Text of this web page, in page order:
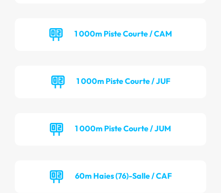
1 000m Piste Courte / CAM
1 000m Piste Courte / JUF
1 000m Piste Courte / JUM
60m Haies (76)-Salle / CAF